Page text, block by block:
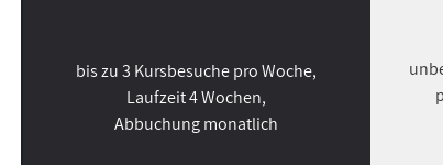
bis zu 3 Kursbesuche pro Woche,
Laufzeit 4 Wochen,
Abbuchung monatlich